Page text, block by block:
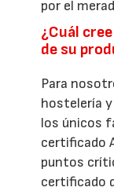
por el
¿Cuál
de su
Para
hostelería
los únicos
certificado
puntos
certificado